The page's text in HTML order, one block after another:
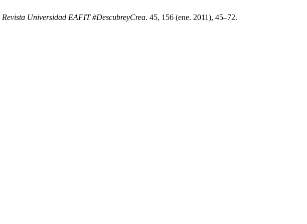
Revista Universidad EAFIT #DescubreyCrea. 45, 156 (ene. 2011), 45–72.